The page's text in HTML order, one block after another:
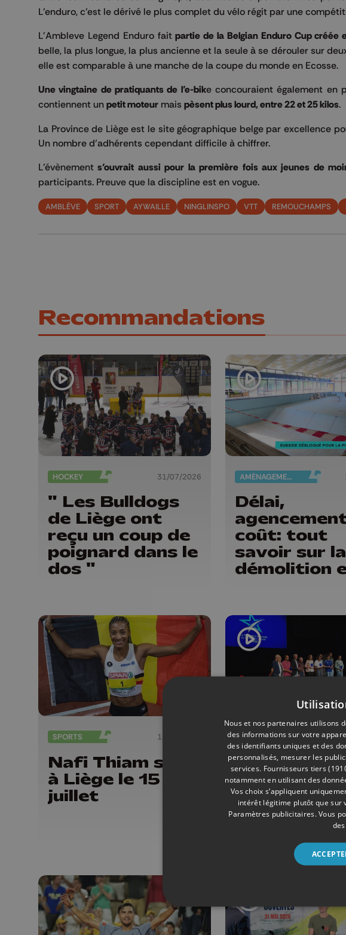
L’enduro, c’est le dérivé le plus complet du vélo régit par une
L’Ambleve Legend Enduro faitpartie de la Belgian Enduro Cup créée
belle, la plus longue, la plus ancienne et la seule à se dérouler sur
elle est comparable à une manche de la coupe du monde en Ecosse.
Une vingtaine de pratiquants de l’e-bike concouraient également en
contiennent un petit moteur mais pèsent plus lourd, entre 22 et 25 kilos.
La Province de Liège est le site géographique belge par excellence
Un nombre d’adhérents cependant difficile à chiffrer.
L’évènement s’ouvrait aussi pour la première fois aux jeunes de
participants. Preuve que la discipline est en vogue.
AMBLÈVE SPORT AYWAILLE NINGLINSPO VTT REMOUCHAMPS
Recommandations
HOCKEY 31/07/2026
" Les Bulldogs
de Liège ont
reçu un coup de
poignard dans le
dos "
AMÉNAGEMENT DU TERRITOIRE
Délai,
coût: tout
savoir sur la
démolition
d'Aywaille
SPORTS 12/06/2026
Nafi Thiam sera
à Liège le 15
juillet
SPORTS
Armand
Marchant
Julie
par les
du sport de
Province de
Nous et nos partenaires utilisons
des informations sur votre
des identifiants uniques et des
personnalisés, mesurer les
services. Fournisseurs tiers
notamment en utilisant des
Vos choix s’appliquent
intérêt légitime plutôt que sur
Paramètres publicitaires. Vous